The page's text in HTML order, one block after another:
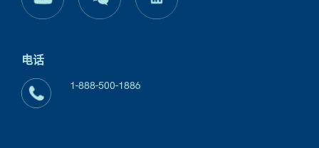
电话
1-888-500-1886